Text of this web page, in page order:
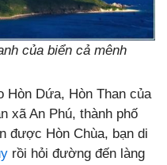
của biển cả mênh
Hòn Dứa, Hòn Than của
xã An Phú, thành phố
được Hòn Chùa, bạn di
rồi hỏi đường đến làng